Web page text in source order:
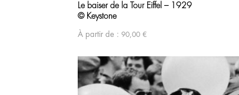
Le baiser de la Tour Eiffel – 1929
© Keystone
À partir de : 90,00 €